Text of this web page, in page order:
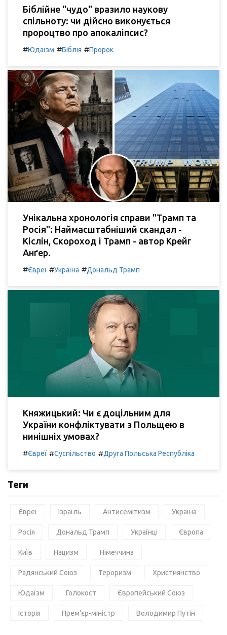
Біблійне "чудо" вразило наукову
спільноту: чи дійсно виконується
пророцтво про апокаліпсис?
#Юдаїзм #Біблія #Пророк
Унікальна хронологія справи "Трамп та
Росія": Наймасштабніший скандал -
Кіслін, Скороход і Трамп - автор Крейг
Анґер.
#Євреї #Україна #Дональд Трамп
Княжицький: Чи є доцільним для
України конфліктувати з Польщею в
нинішніх умовах?
#Євреї #Суспільство #Друга Польська Республіка
Теги
Євреї Ізраїль Антисемітизм Україна
Росія Дональд Трамп Українці Європа
Київ Нацизм Німеччина
Радянський Союз Тероризм Християнство
Юдаїзм Голокост Європейський Союз
Історія Прем'єр-міністр Володимир Путін